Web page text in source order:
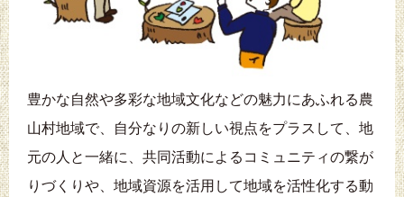
豊かな自然や多彩な地域文化などの魅力にあふれる農
山村地域で、自分なりの新しい視点をプラスして、地
元の人と一緒に、共同活動によるコミュニティの繋が
りづくりや、地域資源を活用して地域を活性化する動